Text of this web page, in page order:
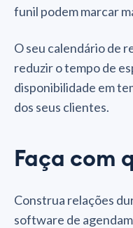
funil podem marcar
O seu calendário de
reduzir o tempo de
disponibilidade em
dos seus clientes.
Faça com
Construa relações
software de